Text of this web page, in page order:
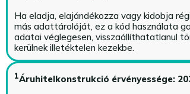
Ha eladja, elajándékozza vagy kidobja
más adattárolóját, ez a kód használata
adatai véglegesen, visszaállíthatatlanul
kerülnek illetéktelen kezekbe.
1Áruhitelkonstrukció érvényessége: